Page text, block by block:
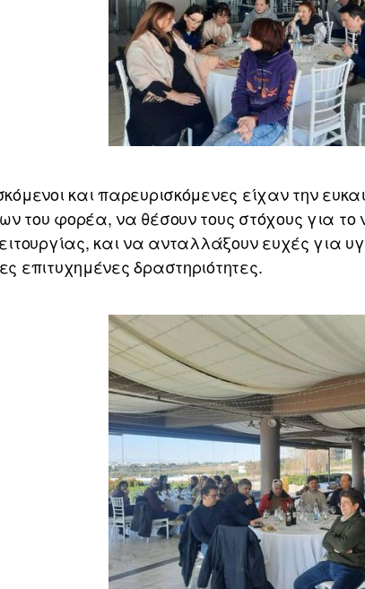
και παρευρισκόμενες είχαν την
του φορέα, να θέσουν τους στόχους για το
και να ανταλλάξουν ευχές για
επιτυχημένες δραστηριότητες.